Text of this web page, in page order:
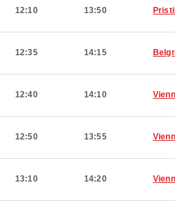
12:10 13:50
12:35 14:15
12:40 14:10
12:50 13:55
13:10 14:20